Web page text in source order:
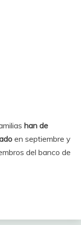
han de
en septiembre y
del banco de